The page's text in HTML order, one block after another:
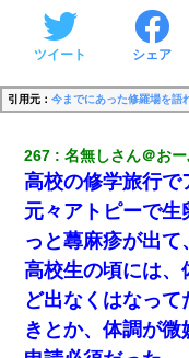
ツイート シェア
引用元： 今までにあった修羅場を語
267 名無しさん＠お
高校の修学旅行で
元々アトピーで生
っと蕁麻疹が出て
高校生の頃には、
ど出なくはなって
きとか、体調が